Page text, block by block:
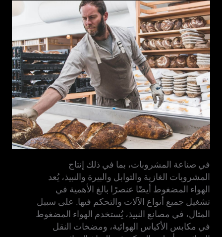
في صناعة المشروبات، بما في ذلك إنتاج
المشروبات الغازية والتوابل والبيرة والنبيذ، يُعد
الهواء المضغوط أيضًا عنصرًا بالغ الأهمية في
تشغيل جميع أنواع الآلات والتحكم فيها. على سبيل
المثال، في مصانع النبيذ، يُستخدم الهواء المضغوط
في مكابس الأكياس الهوائية، ومضخات النقل